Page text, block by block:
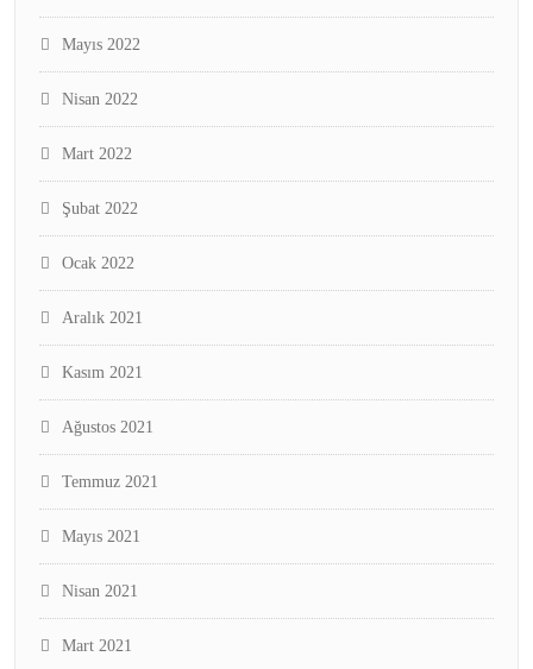
Mayıs 2022
Nisan 2022
Mart 2022
Şubat 2022
Ocak 2022
Aralık 2021
Kasım 2021
Ağustos 2021
Temmuz 2021
Mayıs 2021
Nisan 2021
Mart 2021